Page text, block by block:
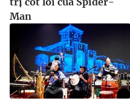
Man